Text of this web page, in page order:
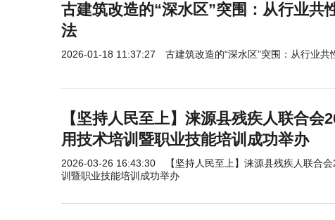
古建筑改造的“深水区”突围：从行业共
法
2026-01-18 11:37:27 古建筑改造的“深水区”突围：从行业
【坚持人民至上】涞源县残疾人联合会
用技术培训暨职业技能培训成功举办
2026-03-26 16:43:30
【坚持人民至上】涞源县残疾人联合
训暨职业技能培训成功举办